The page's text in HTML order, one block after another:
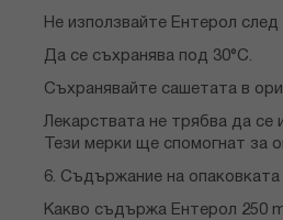
Не използвайте Ентерол
Да се съхранява под 30°С.
Съхранявайте сашетата в
Лекарствата не трябва да
Тези мерки ще спомогнат за
6. Съдържание на
Какво съдържа Ентерол 250